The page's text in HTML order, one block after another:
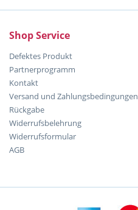
Shop Service
Defektes Produkt
Partnerprogramm
Kontakt
Versand und Zahlungsbedingungen
Rückgabe
Widerrufsbelehrung
Widerrufsformular
AGB